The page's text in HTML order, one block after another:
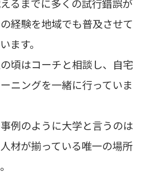
るまでに多くの試行錯誤が
経験を地域でも普及させて
ます。
頃はコーチと相談し、自宅
ニングを一緒に行っていま
例のように大学と言うのは
材が揃っている唯一の場所